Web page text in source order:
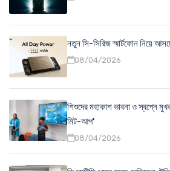
নতুন সি-সিরিজ স্মার্টফোন নিয়ে
08/04/2026
শিশুদের মহাকাশ ভাবনা ও স্বপ্নে
মিট-আপ'
08/04/2026